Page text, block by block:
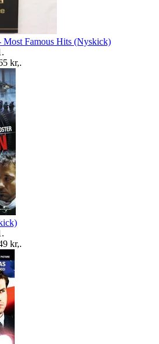
Famous Hits (Nyskick)
.
kr,.
.
kr,.